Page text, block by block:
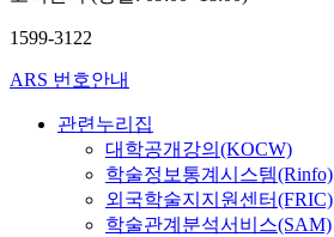
1599-3122
ARS 번호안내
관련누리집
대학공개강의(KOCW)
학술정보통계시스템(Rinfo)
외국학술지지원센터(FRIC)
학술관계분석서비스(SAM)